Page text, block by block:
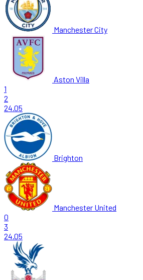
Manchester City
Aston Villa
1
2
24.05
Brighton
Manchester United
0
3
24.05